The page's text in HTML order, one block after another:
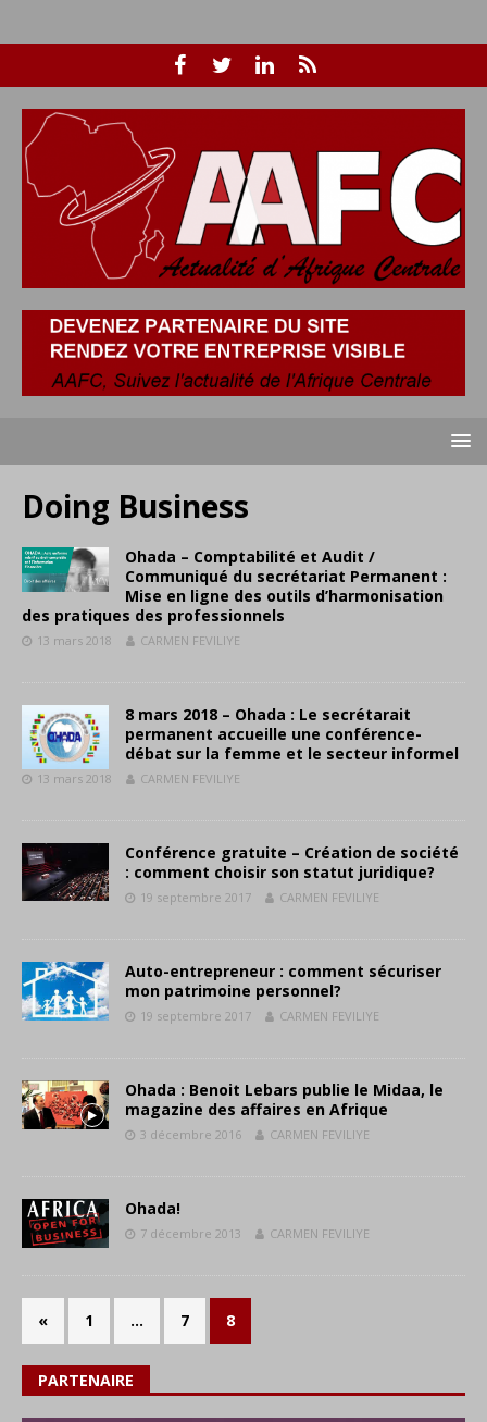
Doing Business
Ohada – Comptabilité et Audit /
Communiqué du secrétariat Permanent :
Mise en ligne des outils d’harmonisation
des pratiques des professionnels
13 mars 2018 CARMEN FEVILIYE
8 mars 2018 – Ohada : Le secrétarait
permanent accueille une conférence-
débat sur la femme et le secteur informel
13 mars 2018 CARMEN FEVILIYE
Conférence gratuite – Création de société
: comment choisir son statut juridique?
19 septembre 2017 CARMEN FEVILIYE
Auto-entrepreneur : comment sécuriser
mon patrimoine personnel?
19 septembre 2017 CARMEN FEVILIYE
Ohada : Benoit Lebars publie le Midaa, le
magazine des affaires en Afrique
3 décembre 2016 CARMEN FEVILIYE
Ohada!
7 décembre 2013 CARMEN FEVILIYE
« 1 … 7 8
PARTENAIRE